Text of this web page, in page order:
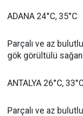
ADANA 24°C, 35°C
Parçalı ve az
gök görültülü
ANTALYA 26°C,
Parçalı ve az